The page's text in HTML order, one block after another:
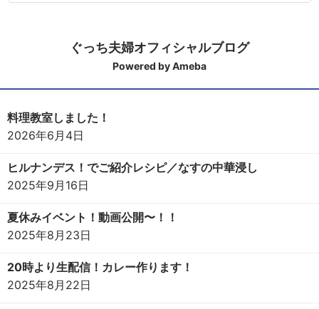
ぐっち夫婦オフィシャルブログ
Powered by Ameba
料理教室しました！
2026年6月4日
ヒルナンデス！でご紹介レシピ／なすの中華浸し
2025年9月16日
夏休みイベント！動画公開〜！！
2025年8月23日
20時より生配信！カレー作ります！
2025年8月22日